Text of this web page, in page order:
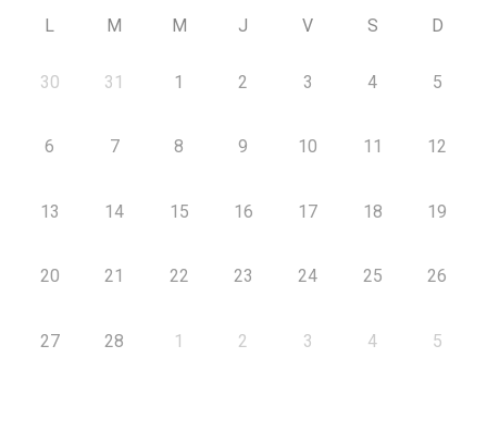
L M M J V S D
30 31 1 2 3 4 5
6 7 8 9 10 11 12
13 14 15 16 17 18 19
20 21 22 23 24 25 26
27 28 1 2 3 4 5